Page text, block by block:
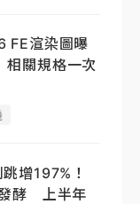
FE渲染圖曝
關規格一次
增197%！
酵 上半年